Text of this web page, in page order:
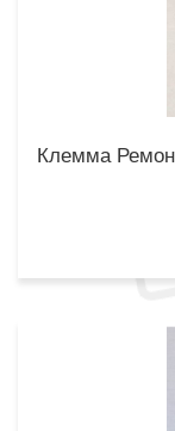
Клемма